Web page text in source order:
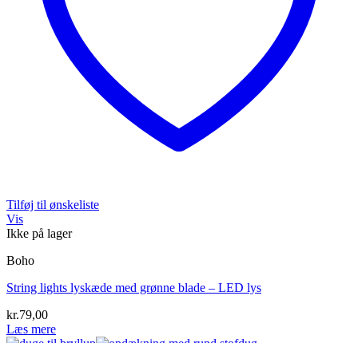
Tilføj til ønskeliste
Vis
Ikke på lager
Boho
String lights lyskæde med grønne blade – LED lys
kr.79,00
Læs mere